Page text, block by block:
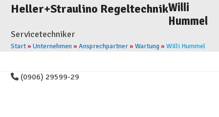
Skip
content
Heller+Straulino Regeltechnik
Open
menu
Close
menu
Willi
Hummel
Servicetechniker
Start»Unternehmen»Ansprechpartner»Wartung»Willi Hummel
(0906) 29599-29